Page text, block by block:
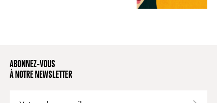
ABONNEZ-VOUS
À NOTRE NEWSLETTER